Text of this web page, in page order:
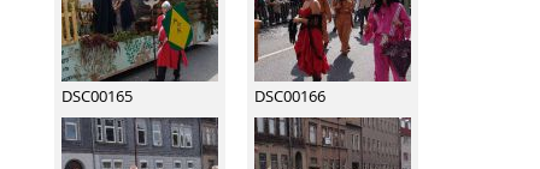
DSC00165 DSC00166